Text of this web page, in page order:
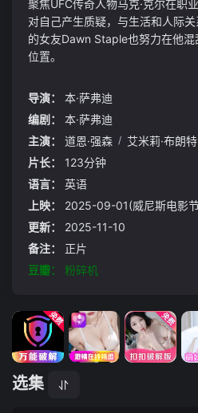
聚焦UFC传奇人物马克·克尔在职
对自己产生质疑，与生活和人际
的女友Dawn Staple也努力在他
位置。
导演：
本·萨弗迪
编剧：
本·萨弗迪
主演：
道恩·强森 / 艾米莉·布朗特
片长：
123分钟
语言：
英语
上映：
2025-09-01(威尼斯电影
更新：
2025-11-10
备注：
正片
豆瓣：
粉碎机
选集